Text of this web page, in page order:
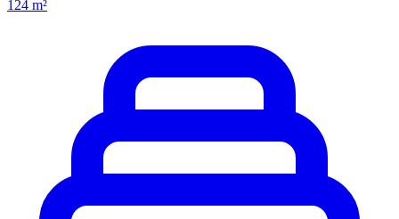
124 m²